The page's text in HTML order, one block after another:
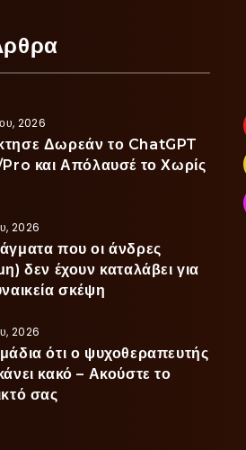
2026
Δωρεάν το ChatGPT
και Απόλαυσέ το Χωρίς
2026
που οι άνδρες
δεν έχουν καταλάβει για
σκέψη
2026
ότι ο ψυχοθεραπευτής
κακό – Ακούστε το
σας